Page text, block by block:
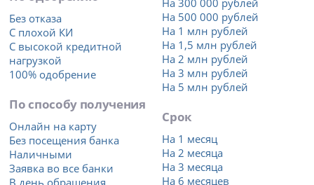
Без отказа
С плохой КИ
С высокой кредитной
нагрузкой
100% одобрение
По способу получения
Онлайн на карту
Без посещения банка
Наличными
Заявка во все банки
На 300 000 рублей
На 500 000 рублей
На 1 млн рублей
На 1,5 млн рублей
На 2 млн рублей
На 3 млн рублей
На 5 млн рублей
Срок
На 1 месяц
На 2 месяца
На 3 месяца
На 6 месяцев